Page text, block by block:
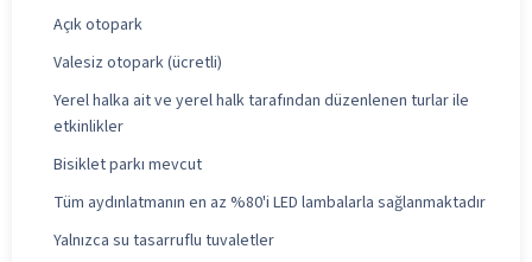
Açık otopark
Valesiz otopark (ücretli)
Yerel halka ait ve yerel halk tarafından düzenlenen turlar ile
etkinlikler
Bisiklet parkı mevcut
Tüm aydınlatmanın en az %80'i LED lambalarla sağlanmaktadır
Yalnızca su tasarruflu tuvaletler